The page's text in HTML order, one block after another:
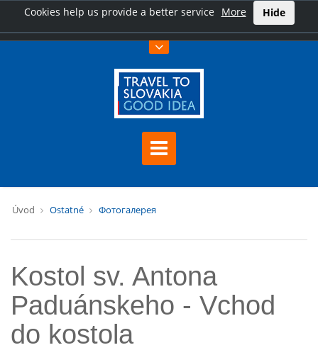
Cookies help us provide a better service More Hide
Úvod Ostatné Фотогалерея
Kostol sv. Antona
Paduánskeho - Vchod
do kostola